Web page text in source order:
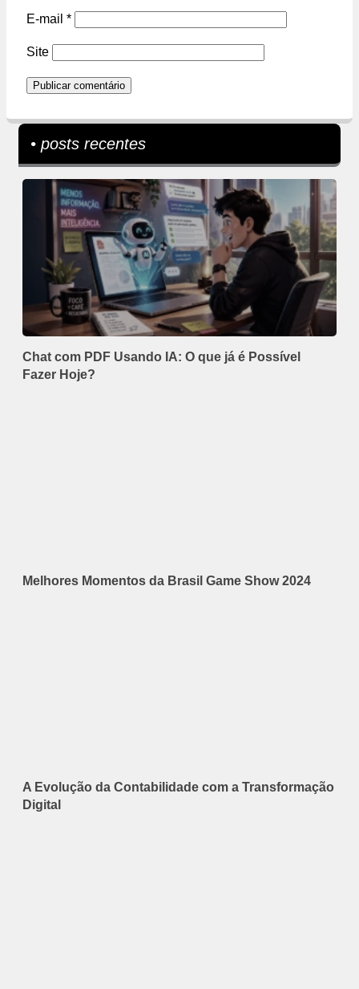
E-mail *
Site
• posts recentes
Chat com PDF Usando IA: O que já é Possível
Fazer Hoje?
Melhores Momentos da Brasil Game Show 2024
A Evolução da Contabilidade com a Transformação
Digital